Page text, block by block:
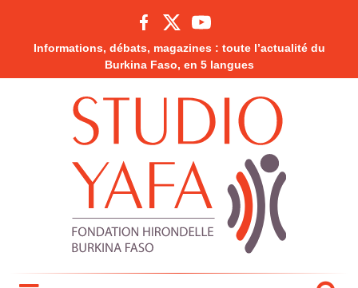
Informations, débats, magazines : toute l’actualité du
Burkina Faso, en 5 langues